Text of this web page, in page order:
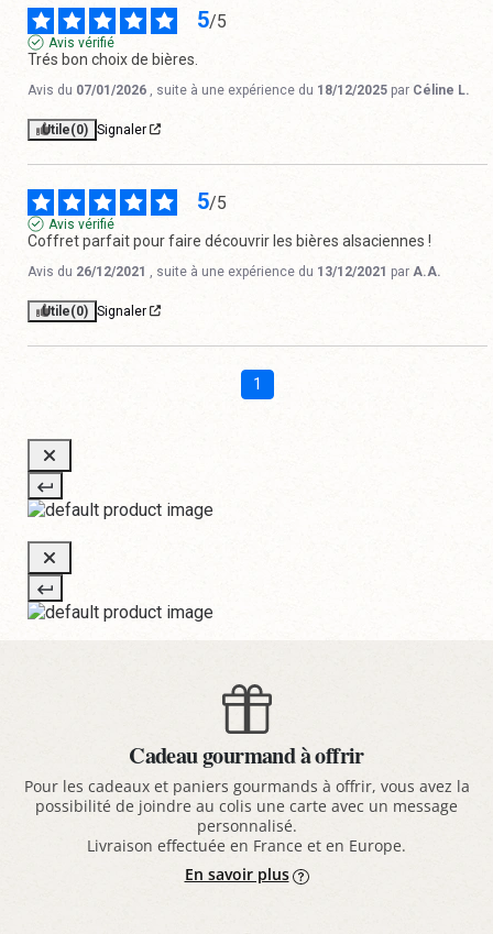
5/5
Avis vérifié
Trés bon choix de bières.
Avis du 07/01/2026 , suite à une expérience du 18/12/2025 par Céline L.
Utile(0) Signaler
5/5
Avis vérifié
Coffret parfait pour faire découvrir les bières alsaciennes !
Avis du 26/12/2021 , suite à une expérience du 13/12/2021 par A.A.
Utile(0) Signaler
1
Cadeau gourmand à offrir
Pour les cadeaux et paniers gourmands à offrir, vous avez la
possibilité de joindre au colis une carte avec un message
personnalisé.
Livraison effectuée en France et en Europe.
En savoir plus